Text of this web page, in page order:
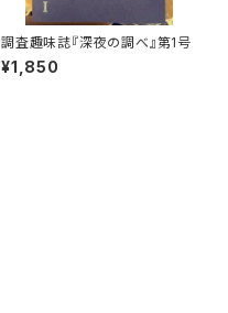
調査趣味誌『深夜の調べ』第1号
¥1,850